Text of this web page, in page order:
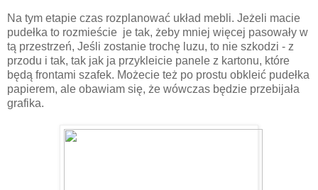
Na tym etapie czas rozplanować układ mebli. Jeżeli macie
pudełka to rozmieście je tak, żeby mniej więcej pasowały w
tą przestrzeń, Jeśli zostanie trochę luzu, to nie szkodzi - z
przodu i tak, tak jak ja przykleicie panele z kartonu, które
będą frontami szafek. Możecie też po prostu obkleić pudełka
papierem, ale obawiam się, że wówczas będzie przebijała
grafika.